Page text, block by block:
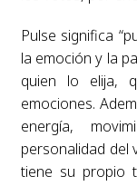
Pulse significa
la emoción y la
quien lo elija,
emociones.
energía,
personalidad del
tiene su propio